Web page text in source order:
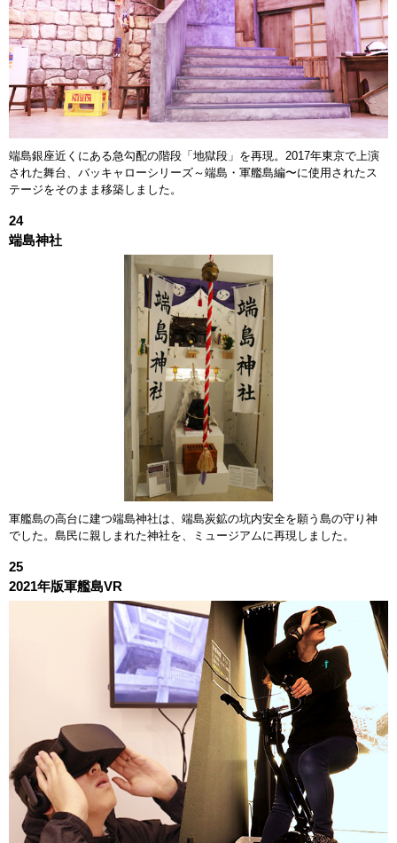
端島銀座近くにある急勾配の階段「地獄段」を再現。2017年東京で上演
された舞台、バッキャローシリーズ～端島・軍艦島編〜に使用されたス
テージをそのまま移築しました。
24
端島神社
軍艦島の高台に建つ端島神社は、端島炭鉱の坑内安全を願う島の守り神
でした。島民に親しまれた神社を、ミュージアムに再現しました。
25
2021年版軍艦島VR